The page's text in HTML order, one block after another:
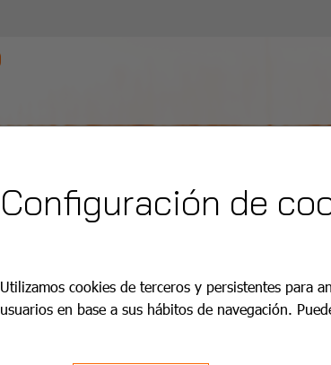
Configuración de
Utilizamos cookies de terceros y persistentes para
usuarios en base a sus hábitos de navegación.